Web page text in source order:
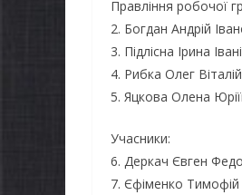
Правління робочої
2. Богдан Андрій
3. Підлісна Ірина
4. Рибка Олег
5. Яцкова Олена
Учасники:
6. Деркач Євген
7. Єфіменко